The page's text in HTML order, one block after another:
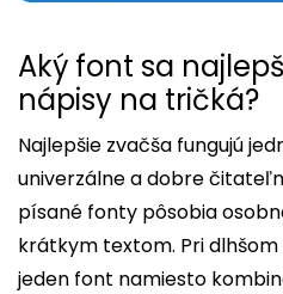
Aký font sa
nápisy na tričká?
Najlepšie zvačša fungujú
univerzálne a dobre
písané fonty pôsobia
krátkym textom. Pri
jeden font namiesto